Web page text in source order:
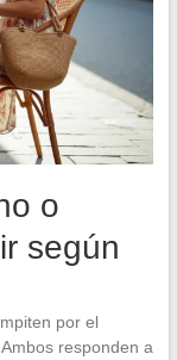
o
según
por el
responden a